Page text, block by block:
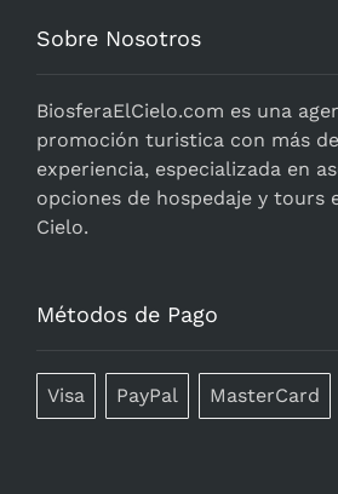
Sobre Nosotros
BiosferaElCielo.com es una
promoción turistica con más
experiencia, especializada en
opciones de hospedaje y tours
Cielo.
Métodos de Pago
Visa PayPal MasterCard